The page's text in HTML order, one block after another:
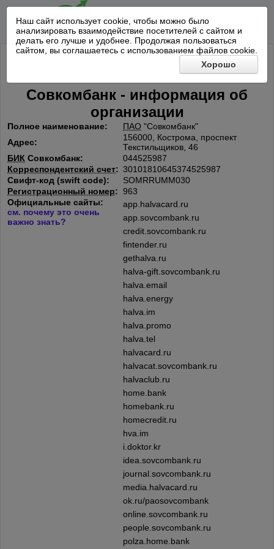
Наш сайт использует cookie, чтобы можно было
анализировать взаимодействие посетителей с сайтом и
делать его лучше и удобнее. Продолжая пользоваться
сайтом, вы соглашаетесь с использованием файлов cookie.
Хорошо
Совкомбанк - информация об
организации
Полное наименование: ПАО "Совкомбанк"
Адрес:
156000, Кострома, проспект
Текстильщиков, 46
БИК Совкомбанк:
044525987
Корреспондентский счет: 30101810645374525987
Свифт-код (swift code):
SOMRRUMM030
Регистрационный номер: 963
Официальные сайты:
см. почему это очень
важно знать?
app.halvacard.ru
app.sovcombank.ru
credit.sovcombank.ru
fintender.ru
gethalva.ru
halva-gift.sovcombank.ru
halva.email
halva.energy
halva.im
halva.promo
halva.tel
halvacard.ru
halvacat.sovcombank.ru
halvaclub.ru
home.bank
homebank.ru
homecredit.ru
hva.im
i.doktor.kr
idea.sovcombank.ru
journal.sovcombank.ru
media.halvacard.ru
ok.ru/paosovcombank
online.sovcombank.ru
people.sovcombank.ru
polza.home.bank